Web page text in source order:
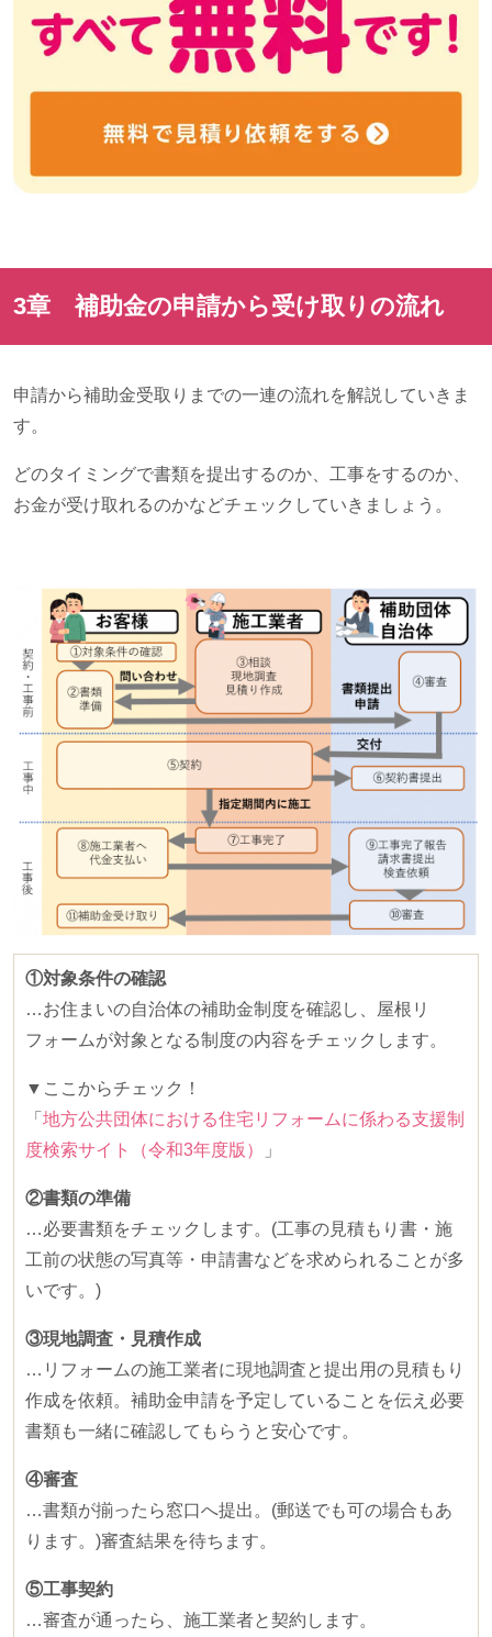
3章 補助金の申請から受け取りの流れ
申請から補助金受取りまでの一連の流れを解説していきま
す。
どのタイミングで書類を提出するのか、工事をするのか、
お金が受け取れるのかなどチェックしていきましょう。
①対象条件の確認
…お住まいの自治体の補助金制度を確認し、屋根リ
フォームが対象となる制度の内容をチェックします。
▼ここからチェック！
「 地方公共団体における住宅リフォームに係わる支援制
度検索サイト（令和3年度版）
」
②書類の準備
…必要書類をチェックします。 (工事の見積もり書・施
工前の状態の写真等・申請書などを求められることが多
いです。 )
③現地調査・見積作成
…リフォームの施工業者に現地調査と提出用の見積もり
作成を依頼。補助金申請を予定していることを伝え必要
書類も一緒に確認してもらうと安心です。
④審査
…書類が揃ったら窓口へ提出。 (郵送でも可の場合もあ
ります。 )審査結果を待ちます。
⑤工事契約
…審査が通ったら、施工業者と契約します。